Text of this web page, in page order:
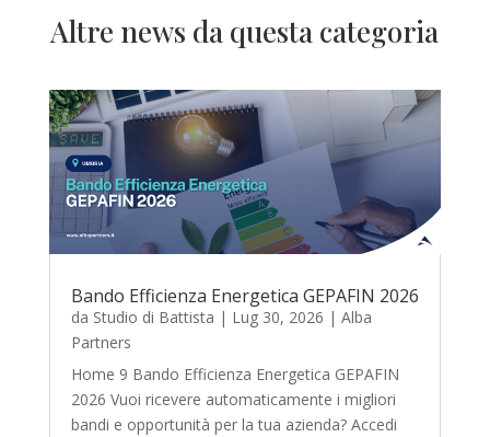
Altre news da questa categoria
Bando Efficienza Energetica GEPAFIN 2026
da Studio di Battista | Lug 30, 2026 | Alba
Partners
Home 9 Bando Efficienza Energetica GEPAFIN
2026 Vuoi ricevere automaticamente i migliori
bandi e opportunità per la tua azienda? Accedi